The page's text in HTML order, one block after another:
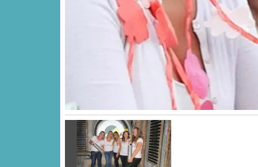
Vorige